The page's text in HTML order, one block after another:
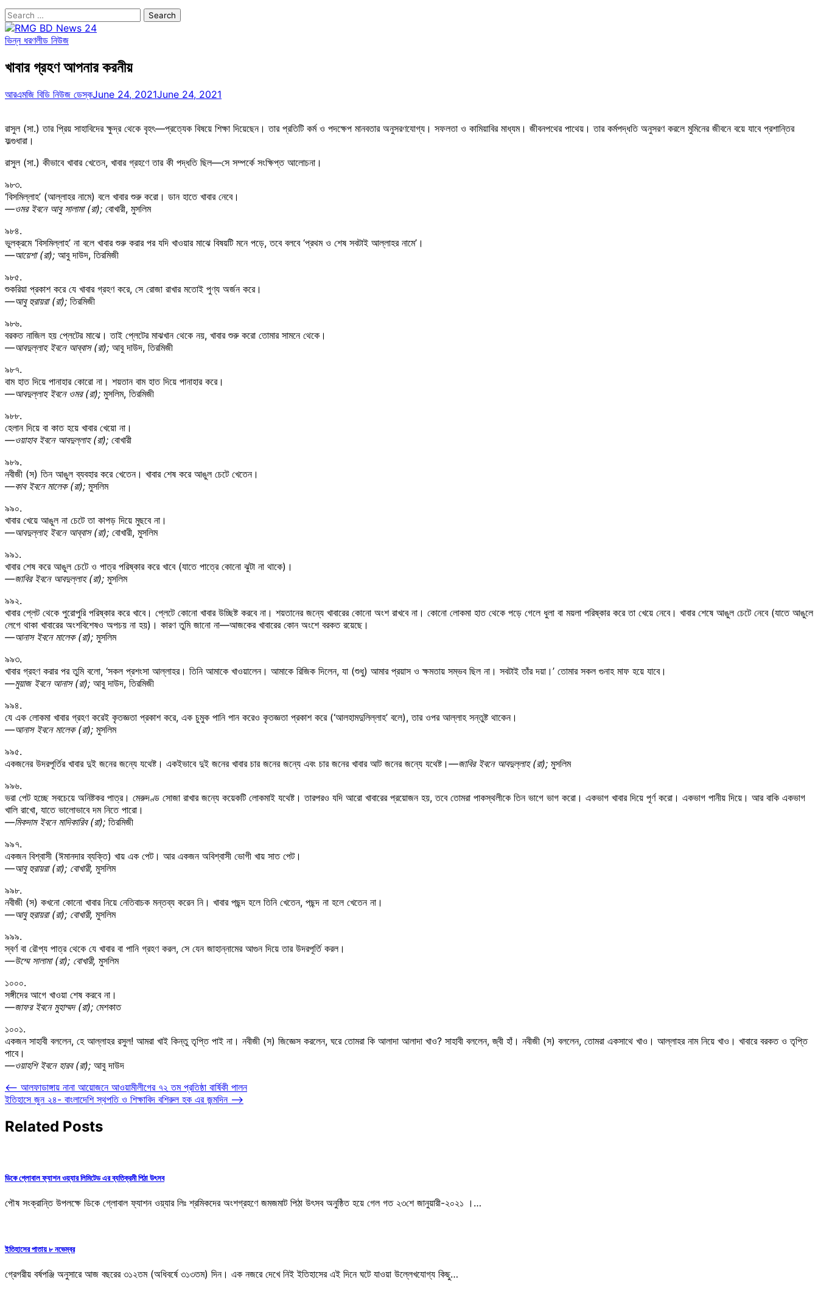
Search
for:
ভিন্ন ধরণলীড নিউজ
খাবার গ্রহণ আপনার করনীয়
আরএমজি বিডি নিউজ ডেস্কJune 24, 2021June 24, 2021
রাসুল (সা.) তার প্রিয় সাহাবিদের ক্ষুদ্র থেকে বৃহৎ—প্রত্যেক বিষয়ে শিক্ষা দিয়েছেন। তার প্রতিটি কর্ম ও পদক্ষেপ মানবতার অনুসরণযোগ্য। সফলতা ও কামিয়াবির মাধ্যম। জীবনপথের পাথেয়। তার কর্মপদ্ধতি অনুসরণ করলে ‍মুমিনের জীবনে বয়ে যাবে প্রশান্তির
ফল্গুধারা।
রাসুল (সা.) কীভাবে খাবার খেতেন, খাবার গ্রহণে তার কী পদ্ধতি ছিল—সে সম্পর্কে সংক্ষিপ্ত আলোচনা।
৯৮৩.
‘বিসমিল্লাহ’ (আল্লাহর নামে) বলে খাবার শুরু করো। ডান হাতে খাবার নেবে।
—ওমর ইবনে আবু সালামা (রা); বোখারী, মুসলিম
৯৮৪.
ভুলক্রমে ‘বিসমিল্লাহ’ না বলে খাবার শুরু করার পর যদি খাওয়ার মাঝে বিষয়টি মনে পড়ে, তবে বলবে ‘প্রথম ও শেষ সবটাই আল্লাহর নামে’।
—আয়েশা (রা); আবু দাউদ, তিরমিজী
৯৮৫.
শুকরিয়া প্রকাশ করে যে খাবার গ্রহণ করে, সে রোজা রাখার মতোই পুণ্য অর্জন করে।
—আবু হুরায়রা (রা); তিরমিজী
৯৮৬.
বরকত নাজিল হয় প্লেটের মাঝে। তাই প্লেটের মাঝখান থেকে নয়, খাবার শুরু করো তোমার সামনে থেকে।
—আবদুল্লাহ ইবনে আব্বাস (রা); আবু দাউদ, তিরমিজী
৯৮৭.
বাম হাত দিয়ে পানাহার কোরো না। শয়তান বাম হাত দিয়ে পানাহার করে।
—আবদুল্লাহ ইবনে ওমর (রা); মুসলিম, তিরমিজী
৯৮৮.
হেলান দিয়ে বা কাত হয়ে খাবার খেয়ো না।
—ওয়াহাব ইবনে আবদুল্লাহ (রা); বোখারী
৯৮৯.
নবীজী (স) তিন আঙুল ব্যবহার করে খেতেন। খাবার শেষ করে আঙুল চেটে খেতেন।
—কাব ইবনে মালেক (রা); মুসলিম
৯৯০.
খাবার খেয়ে আঙুল না চেটে তা কাপড় দিয়ে মুছবে না।
—আবদুল্লাহ ইবনে আব্বাস (রা); বোখারী, মুসলিম
৯৯১.
খাবার শেষ করে আঙুল চেটে ও পাত্র পরিষ্কার করে খাবে (যাতে পাত্রে কোনো ঝুটা না থাকে)।
—জাবির ইবনে আবদুল্লাহ (রা); মুসলিম
৯৯২.
খাবার প্লেট থেকে পুরোপুরি পরিষ্কার করে খাবে। প্লেটে কোনো খাবার উচ্ছিষ্ট করবে না। শয়তানের জন্যে খাবারের কোনো অংশ রাখবে না। কোনো লোকমা হাত থেকে পড়ে গেলে ধুলা বা ময়লা পরিষ্কার করে তা খেয়ে নেবে। খাবার শেষে আঙুল চেটে নেবে (যাতে আঙুলে
লেগে থাকা খাবারের অংশবিশেষও অপচয় না হয়)। কারণ তুমি জানো না—আজকের খাবারের কোন অংশে বরকত রয়েছে।
—আনাস ইবনে মালেক (রা); মুসলিম
৯৯৩.
খাবার গ্রহণ করার পর তুমি বলো, ‘সকল প্রশংসা আল্লাহর। তিনি আমাকে খাওয়ালেন। আমাকে রিজিক দিলেন, যা (শুধু) আমার প্রয়াস ও ক্ষমতায় সম্ভব ছিল না। সবটাই তাঁর দয়া।’ তোমার সকল গুনাহ মাফ হয়ে যাবে।
—মুয়াজ ইবনে আনাস (রা); আবু দাউদ, তিরমিজী
৯৯৪.
যে এক লোকমা খাবার গ্রহণ করেই কৃতজ্ঞতা প্রকাশ করে, এক চুমুক পানি পান করেও কৃতজ্ঞতা প্রকাশ করে (‘আলহামদুলিল্লাহ’ বলে), তার ওপর আল্লাহ সন্তুষ্ট থাকেন।
—আনাস ইবনে মালেক (রা); মুসলিম
৯৯৫.
একজনের উদরপূর্তির খাবার দুই জনের জন্যে যথেষ্ট। একইভাবে দুই জনের খাবার চার জনের জন্যে এবং চার জনের খাবার আট জনের জন্যে যথেষ্ট। —জাবির ইবনে আবদুল্লাহ (রা); মুসলিম
৯৯৬.
ভরা পেট হচ্ছে সবচেয়ে অনিষ্টকর পাত্র। মেরুদণ্ড সোজা রাখার জন্যে কয়েকটি লোকমাই যথেষ্ট। তারপরও যদি আরো খাবারের প্রয়োজন হয়, তবে তোমরা পাকস্থলীকে তিন ভাগে ভাগ করো। একভাগ খাবার দিয়ে পূর্ণ করো। একভাগ পানীয় দিয়ে। আর বাকি একভাগ
খালি রাখো, যাতে ভালোভাবে দম নিতে পারো।
—মিকদাম ইবনে মাদিকারিব (রা); তিরমিজী
৯৯৭.
একজন বিশ্বাসী (ঈমানদার ব্যক্তি) খায় এক পেট। আর একজন অবিশ্বাসী ভোগী খায় সাত পেট।
—আবু হুরায়রা (রা); বোখারী, মুসলিম
৯৯৮.
নবীজী (স) কখনো কোনো খাবার নিয়ে নেতিবাচক মন্তব্য করেন নি। খাবার পছন্দ হলে তিনি খেতেন, পছন্দ না হলে খেতেন না।
—আবু হুরায়রা (রা); বোখারী, মুসলিম
৯৯৯.
স্বর্ণ বা রৌপ্য পাত্র থেকে যে খাবার বা পানি গ্রহণ করল, সে যেন জাহান্নামের আগুন দিয়ে তার উদরপূর্তি করল।
—উম্মে সালামা (রা); বোখারী, মুসলিম
১০০০.
সঙ্গীদের আগে খাওয়া শেষ করবে না।
—জাফর ইবনে মুহাম্মদ (রা); মেশকাত
১০০১.
একজন সাহাবী বললেন, হে আল্লাহর রসুল! আমরা খাই কিন্তু তৃপ্তি পাই না। নবীজী (স) জিজ্ঞেস করলেন, ঘরে তোমরা কি আলাদা আলাদা খাও? সাহাবী বললেন, জ্বী হাঁ। নবীজী (স) বললেন, তোমরা একসাথে খাও। আল্লাহর নাম নিয়ে খাও। খাবারে বরকত ও তৃপ্তি
পাবে।
—ওয়াহশি ইবনে হারব (রা); আবু দাউদ
Post
navigation
⟵ আলফাডাঙ্গায় নানা আয়োজনে আওয়ামীলীগের ৭২ তম প্রতিষ্ঠা বার্ষিকী পালন
ইতিহাসে জুন ২৪- বাংলাদেশি স্থপতি ও শিক্ষাবিদ বশিরুল হক এর জন্মদিন ⟶
Related Posts
ডিকে গ্লোবাল ফ্যাশন ওয়্যার লিমিটেড এর ব্যতিক্রমী পিঠা উৎসব
পৌষ সংক্রান্তি উপলক্ষে ডিকে গ্লোবাল ফ্যাশন ওয়্যার লিঃ শ্রমিকদের অংশগ্রহণে জমজমাট পিঠা উৎসব অনুষ্ঠিত হয়ে গেল গত ২৩শে জানুয়ারী-২০২১ ।…
ইতিহাসের পাতায় ৮ নভেম্বর
গ্রেগরীয় বর্ষপঞ্জি অনুসারে আজ বছরের ৩১২তম (অধিবর্ষে ৩১৩তম) দিন। এক নজরে দেখে নিই ইতিহাসের এই দিনে ঘটে যাওয়া উল্লেখযোগ্য কিছু…